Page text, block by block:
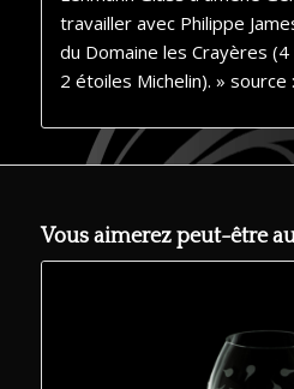
travailler avec Philippe
du Domaine les Crayères
2 étoiles Michelin). » source
Vous aimerez peut-être